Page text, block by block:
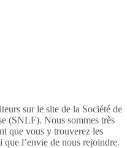
sur le site de la Société de
(SNLF). Nous sommes très
que vous y trouverez les
l’envie de nous rejoindre.